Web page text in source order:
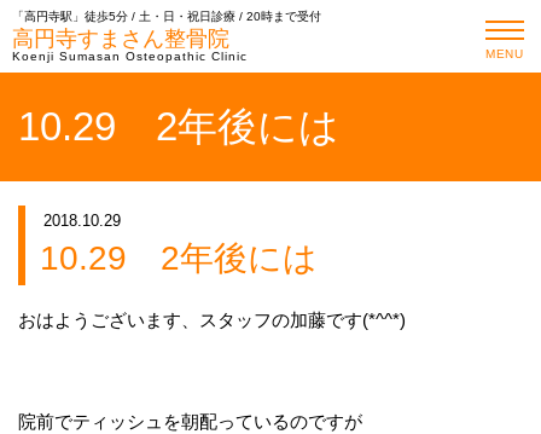
「高円寺駅」徒歩5分 / 土・日・祝日診療 / 20時まで受付
高円寺すまさん整骨院
Koenji Sumasan Osteopathic Clinic MENU
10.29 2年後には
2018.10.29
10.29 2年後には
おはようございます、スタッフの加藤です(*^^*)
院前でティッシュを朝配っているのですが